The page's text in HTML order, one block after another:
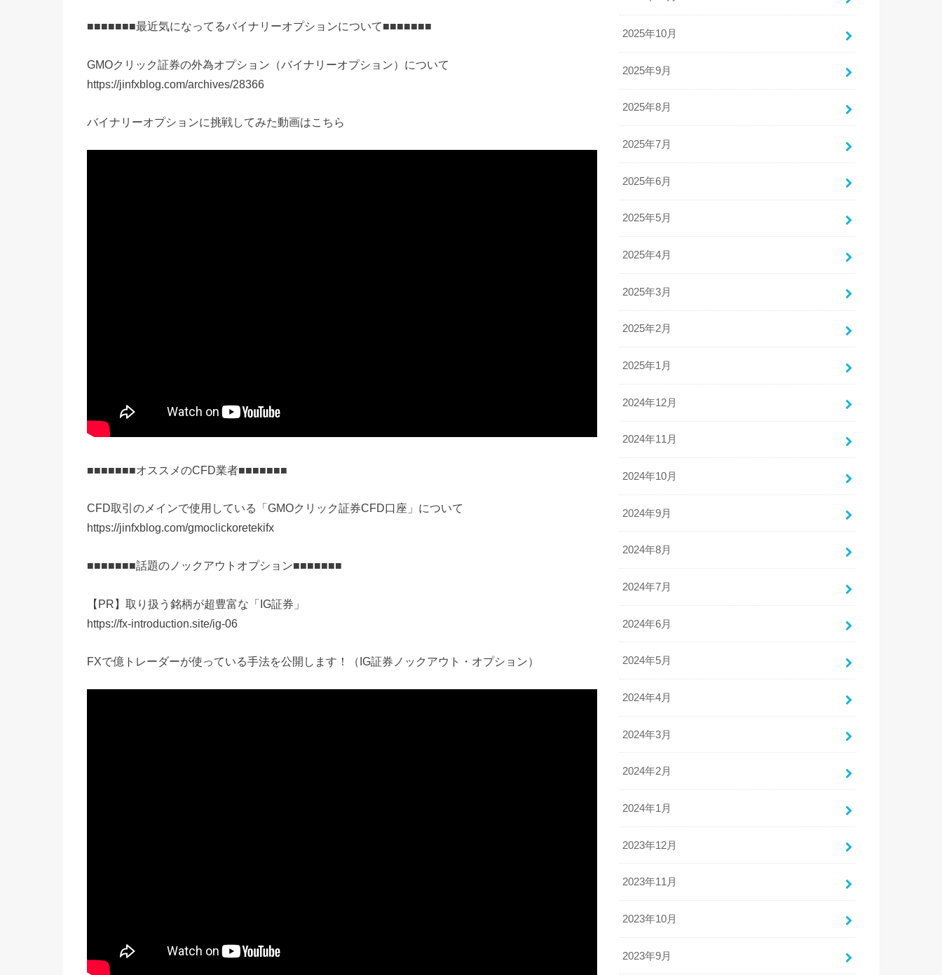
■■■■■■■最近気になってるバイナリーオプションについて■■■■■■■
GMOクリック証券の外為オプション（バイナリーオプション）について
https://jinfxblog.com/archives/28366
バイナリーオプションに挑戦してみた動画はこちら
■■■■■■■オススメのCFD業者■■■■■■■
CFD取引のメインで使用している「GMOクリック証券CFD口座」について
https://jinfxblog.com/gmoclickoretekifx
■■■■■■■話題のノックアウトオプション■■■■■■■
【PR】取り扱う銘柄が超豊富な「IG証券」
https://fx-introduction.site/ig-06
FXで億トレーダーが使っている手法を公開します！（IG証券ノックアウト・オプション）
2025年10月
2025年9月
2025年8月
2025年7月
2025年6月
2025年5月
2025年4月
2025年3月
2025年2月
2025年1月
2024年12月
2024年11月
2024年10月
2024年9月
2024年8月
2024年7月
2024年6月
2024年5月
2024年4月
2024年3月
2024年2月
2024年1月
2023年12月
2023年11月
2023年10月
2023年9月